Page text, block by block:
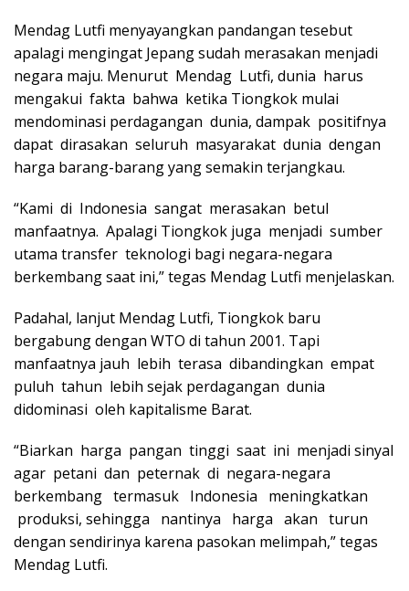
Mendag Lutfi menyayangkan pandangan tesebut
apalagi mengingat Jepang sudah merasakan menjadi
negara maju. Menurut Mendag Lutfi, dunia harus
mengakui fakta bahwa ketika Tiongkok mulai
mendominasi perdagangan dunia, dampak positifnya
dapat dirasakan seluruh masyarakat dunia dengan
harga barang-barang yang semakin terjangkau.
“Kami di Indonesia sangat merasakan betul
manfaatnya. Apalagi Tiongkok juga menjadi sumber
utama transfer teknologi bagi negara-negara
berkembang saat ini,” tegas Mendag Lutfi menjelaskan.
Padahal, lanjut Mendag Lutfi, Tiongkok baru
bergabung dengan WTO di tahun 2001. Tapi
manfaatnya jauh lebih terasa dibandingkan empat
puluh tahun lebih sejak perdagangan dunia
didominasi oleh kapitalisme Barat.
“Biarkan harga pangan tinggi saat ini menjadi sinyal
agar petani dan peternak di negara-negara
berkembang termasuk Indonesia meningkatkan
produksi, sehingga nantinya harga akan turun
dengan sendirinya karena pasokan melimpah,” tegas
Mendag Lutfi.